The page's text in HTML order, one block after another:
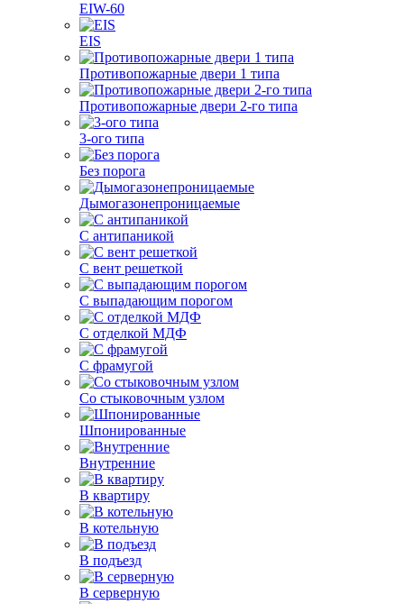
EIW-60
EIS
Противопожарные двери 1 типа
Противопожарные двери 2-го типа
3-ого типа
Без порога
Дымогазонепроницаемые
С антипаникой
С вент решеткой
С выпадающим порогом
С отделкой МДФ
С фрамугой
Со стыковочным узлом
Шпонированные
Внутренние
В квартиру
В котельную
В подъезд
В серверную